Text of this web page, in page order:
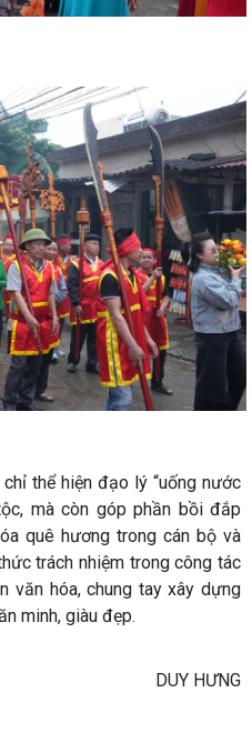
thể hiện đạo lý “uống nước
mà còn góp phần bồi đắp
quê hương trong cán bộ và
trách nhiệm trong công tác
văn hóa, chung tay xây dựng
minh, giàu đẹp.
DUY HƯNG